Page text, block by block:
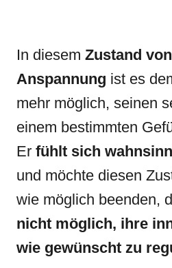
In diesem Zustand
Anspannung ist es
mehr möglich, seinen
einem bestimmten
Er fühlt sich
und möchte diesen
wie möglich beenden,
nicht möglich, ihre
wie gewünscht zu